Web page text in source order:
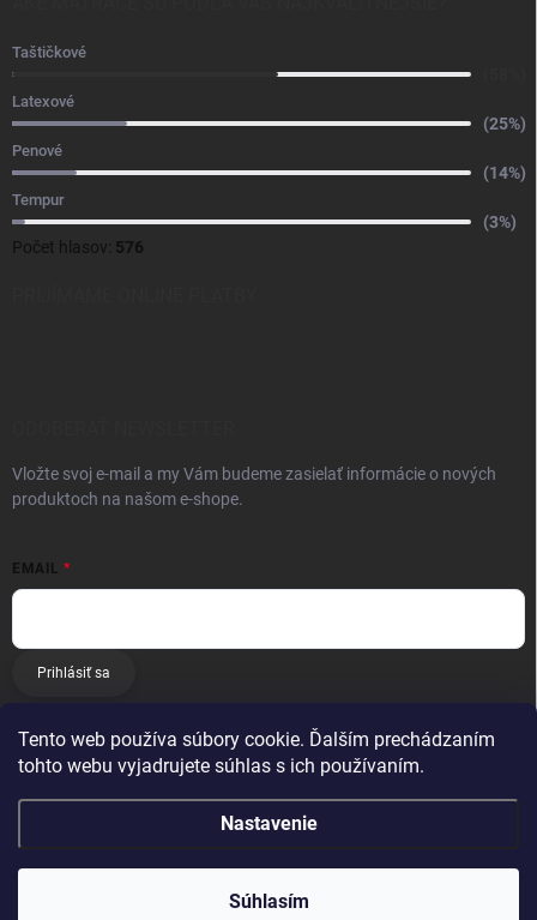
Tento web používa súbory cookie. Ďalším prechádzaním
tohto webu vyjadrujete súhlas s ich používaním.
Nastavenie
Súhlasím
Taštičkové
Latexové
(25%)
Penové
(14%)
Tempur
(3%)
Počet hlasov: 576
Vložte svoj e-mail a my Vám budeme zasielať informácie o nových
produktoch na našom e-shope.
EMAIL
Prihlásiť sa
E-matrac.sk . Všetky práva vyhradené.